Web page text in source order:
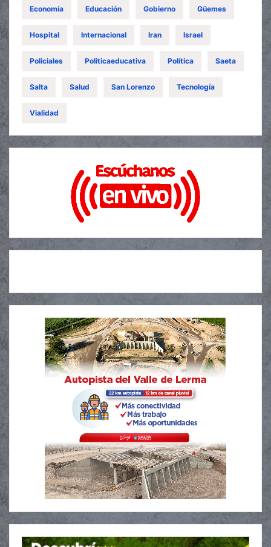
Economía Educación Gobierno Güemes
Hospital Internacional Iran Israel
Policiales Politicaeducativa Política Saeta
Salta Salud San Lorenzo Tecnología
Vialidad